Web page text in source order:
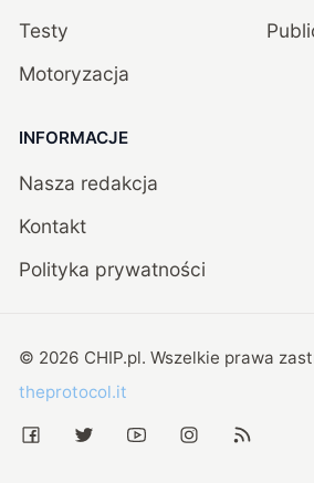
Testy
Motoryzacja
INFORMACJE
Nasza redakcja
Kontakt
Polityka prywatności
© 2026 CHIP.pl. Wszelkie prawa
theprotocol.it